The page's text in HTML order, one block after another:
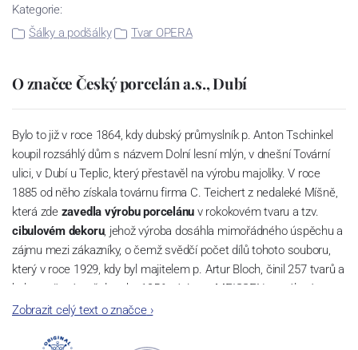
Kategorie:
Šálky a podšálky
Tvar OPERA
O značce Český porcelán a.s., Dubí
Bylo to již v roce 1864, kdy dubský průmyslník p. Anton Tschinkel
koupil rozsáhlý dům s názvem Dolní lesní mlýn, v dnešní Tovární
ulici, v Dubí u Teplic, který přestavěl na výrobu majoliky. V roce
1885 od něho získala továrnu firma C. Teichert z nedaleké Míšně,
která zdezavedla výrobu porcelánu v rokokovém tvaru a tzv.
cibulovém dekoru, jehož výroba dosáhla mimořádného úspěchu a
zájmu mezi zákazníky, o čemž svědčí počet dílů tohoto souboru,
který v roce 1929, kdy byl majitelem p. Artur Bloch, činil 257 tvarů a
byl označován až do roku 1956 nápisem MEISSEN v oválovém
rámečku.
Dnes, kdy čtete tento úvod, nese firma název
Zobrazit celý text o značce›